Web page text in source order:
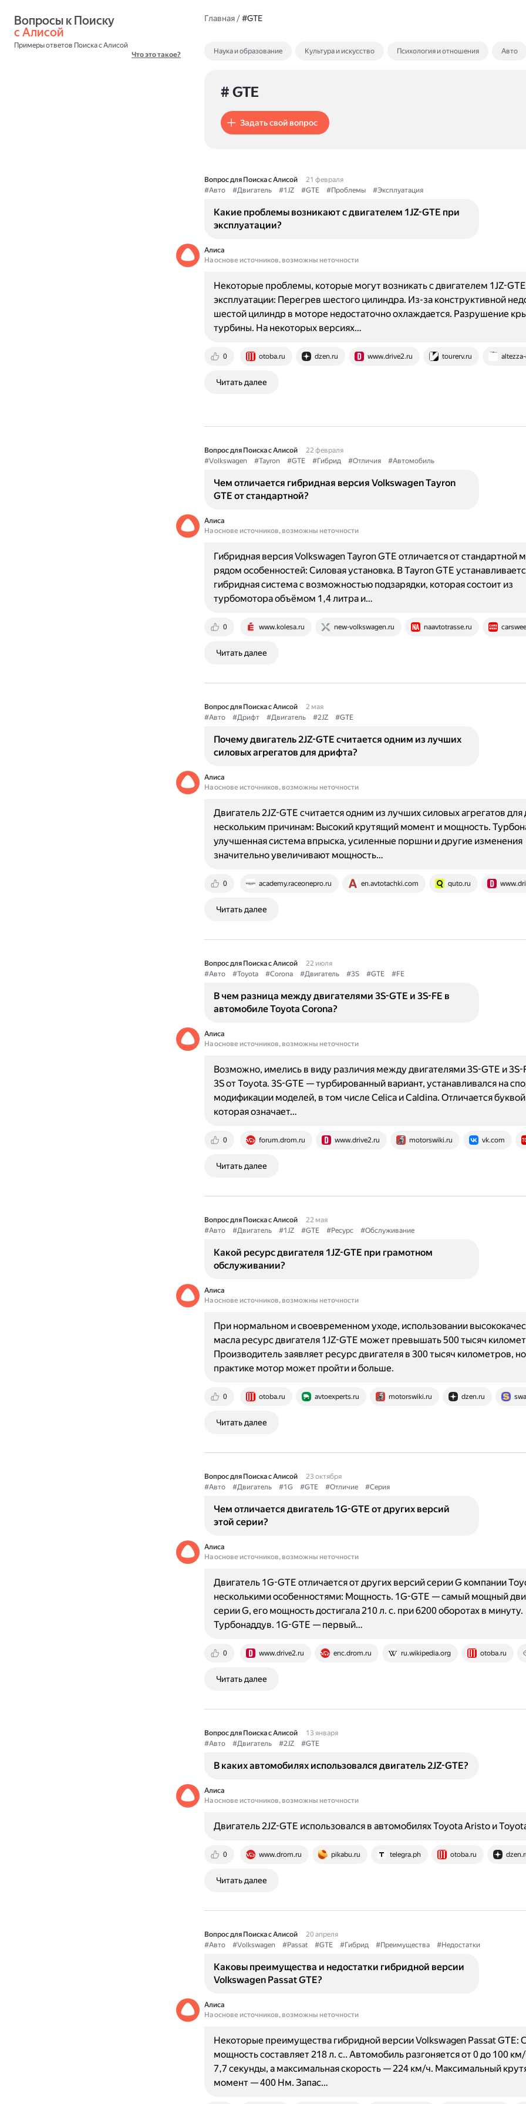
с Алисой
Примеры ответов Поиска с Алисой
Что это такое?
Главная/#GTE
Наука и образование Культура и искусство Психология и отношения Авто
# GTE
Задать свой вопрос
Вопрос для Поиска с Алисой
21 февраля
#Авто
#Двигатель #1JZ #GTE #Проблемы #Эксплуатация
Какие проблемы возникают с двигателем 1JZ-GTE при
эксплуатации?
Алиса
На основе источников, возможны неточности
0 otoba.ru dzen.ru www.drive2.ru tourerv.ru
Некоторые проблемы, которые могут возникать с двигателем 1JZ-
эксплуатации: Перегрев шестого цилиндра. Из-за конструктивной
шестой цилиндр в моторе недостаточно охлаждается. Разрушение
турбины. На некоторых версиях…
Читать далее
Вопрос для Поиска с Алисой
22 февраля
#Volkswagen
#Tayron #GTE #Гибрид #Отличия #Автомобиль
Чем отличается гибридная версия Volkswagen Tayron
GTE от стандартной?
Алиса
На основе источников, возможны неточности
0 www.kolesa.ru new-volkswagen.ru naavtotrasse.ru
Гибридная версия Volkswagen Tayron GTE отличается от стандартной
рядом особенностей: Силовая установка. В Tayron GTE
гибридная система с возможностью подзарядки, которая состоит из
турбомотора объёмом 1,4 литра и…
Читать далее
Вопрос для Поиска с Алисой
2 мая
#Авто
#Дрифт #Двигатель #2JZ #GTE
Почему двигатель 2JZ-GTE считается одним из лучших
силовых агрегатов для дрифта?
Алиса
На основе источников, возможны неточности
0 academy.raceonepro.ru en.avtotachki.com quto.ru
Двигатель 2JZ-GTE считается одним из лучших силовых агрегатов для
нескольким причинам: Высокий крутящий момент и мощность.
улучшенная система впрыска, усиленные поршни и другие изменения
значительно увеличивают мощность…
Читать далее
Вопрос для Поиска с Алисой
22 июля
#Авто
#Toyota #Corona #Двигатель #3S #GTE #FE
В чем разница между двигателями 3S-GTE и 3S-FE в
автомобиле Toyota Corona?
Алиса
На основе источников, возможны неточности
0 forum.drom.ru www.drive2.ru motorswiki.ru vk.com
Возможно, имелись в виду различия между двигателями 3S-GTE и 3S-
3S от Toyota. 3S-GTE — турбированный вариант, устанавливался на
модификации моделей, в том числе Celica и Caldina. Отличается буквой
которая означает…
Читать далее
Вопрос для Поиска с Алисой
22 мая
#Авто
#Двигатель #1JZ #GTE #Ресурс #Обслуживание
Какой ресурс двигателя 1JZ-GTE при грамотном
обслуживании?
Алиса
На основе источников, возможны неточности
0 otoba.ru avtoexperts.ru motorswiki.ru dzen.ru
При нормальном и своевременном уходе, использовании
масла ресурс двигателя 1JZ-GTE может превышать 500 тысяч
Производитель заявляет ресурс двигателя в 300 тысяч километров,
практике мотор может пройти и больше.
Читать далее
Вопрос для Поиска с Алисой
23 октября
#Авто
#Двигатель #1G #GTE #Отличие #Серия
Чем отличается двигатель 1G-GTE от других версий
этой серии?
Алиса
На основе источников, возможны неточности
0 www.drive2.ru enc.drom.ru ru.wikipedia.org otoba.ru
Двигатель 1G-GTE отличается от других версий серии G компании
несколькими особенностями: Мощность. 1G-GTE — самый мощный
серии G, его мощность достигала 210 л. с. при 6200 оборотах в минуту.
Турбонаддув. 1G-GTE — первый…
Читать далее
Вопрос для Поиска с Алисой
13 января
#Авто
#Двигатель #2JZ #GTE
В каких автомобилях использовался двигатель 2JZ-GTE?
Алиса
На основе источников, возможны неточности
0 www.drom.ru pikabu.ru telegra.ph otoba.ru
Двигатель 2JZ-GTE использовался в автомобилях Toyota Aristo и
Читать далее
Вопрос для Поиска с Алисой
20 апреля
#Авто
#Volkswagen #Passat #GTE #Гибрид #Преимущества #Недостатки
Каковы преимущества и недостатки гибридной версии
Volkswagen Passat GTE?
Алиса
На основе источников, возможны неточности
Некоторые преимущества гибридной версии Volkswagen Passat GTE:
мощность составляет 218 л. с.. Автомобиль разгоняется от 0 до 100
7,7 секунды, а максимальная скорость — 224 км/ч. Максимальный
момент — 400 Нм. Запас…